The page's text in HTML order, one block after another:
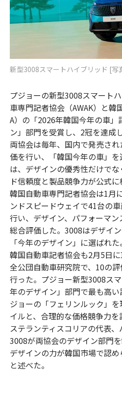
新型3008スマートハイブリッド [写
プジョーの新型3008スマート
車専門記者協会（AWAK）と韓
A）の「2026年韓国今年の車」
ン」部門を受賞し、2冠を達成
両協会は毎年、国内で発売さ
価を行い、「韓国今年の車」
は、デザインの優秀性だけで
ド信頼度と製品競争力が公式に
韓国自動車専門記者協会は1月
ンドスピードウェイで41台の
行い、デザイン、パフォーマ
総合評価した。3008はデザイ
「今年のデザイン」に選ばれた。
韓国自動車記者協会も2月5日
全公団自動車研究院で、10の
行った。プジョー新型3008ス
年のデザイン」部門で最も高
ジョーの「フェリンルック」
イルと、合理的な価格競争力を
ステランティスコリアの代表
3008が両協会のデザイン部門
デザインの力が韓国市場で認め
と述べた。